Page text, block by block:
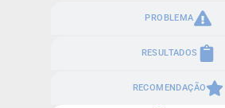
PROBLEMA
RESULTADOS
RECOMENDAÇÃO